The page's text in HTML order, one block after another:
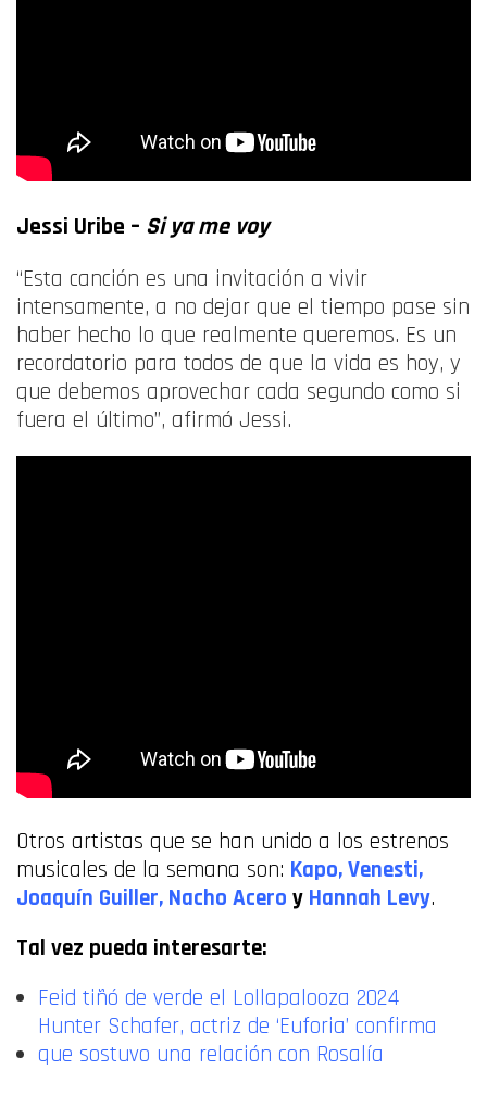
Jessi Uribe – Si ya me voy
“Esta canción es una invitación a vivir
intensamente, a no dejar que el tiempo pase sin
haber hecho lo que realmente queremos. Es un
recordatorio para todos de que la vida es hoy, y
que debemos aprovechar cada segundo como si
fuera el último”, afirmó Jessi.
Otros artistas que se han unido a los estrenos
musicales de la semana son: Kapo,Venesti,
Joaquín Guiller, Nacho Acero y Hannah Levy.
Tal vez pueda interesarte:
Feid tiñó de verde el Lollapalooza 2024
Hunter Schafer, actriz de ‘Euforia’ confirma
que sostuvo una relación con Rosalía